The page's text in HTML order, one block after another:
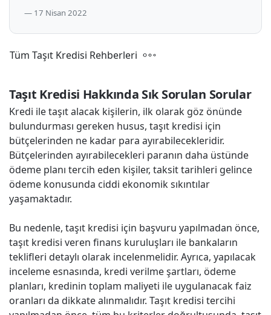
17 Nisan 2022
Tüm Taşıt Kredisi Rehberleri
Taşıt Kredisi Hakkında Sık Sorulan Sorular
Kredi ile taşıt alacak kişilerin, ilk olarak göz önünde
bulundurması gereken husus, taşıt kredisi için
bütçelerinden ne kadar para ayırabilecekleridir.
Bütçelerinden ayırabilecekleri paranın daha üstünde
ödeme planı tercih eden kişiler, taksit tarihleri gelince
ödeme konusunda ciddi ekonomik sıkıntılar
yaşamaktadır.
Bu nedenle, taşıt kredisi için başvuru yapılmadan önce,
taşıt kredisi veren finans kuruluşları ile bankaların
teklifleri detaylı olarak incelenmelidir. Ayrıca, yapılacak
inceleme esnasında, kredi verilme şartları, ödeme
planları, kredinin toplam maliyeti ile uygulanacak faiz
oranları da dikkate alınmalıdır. Taşıt kredisi tercihi